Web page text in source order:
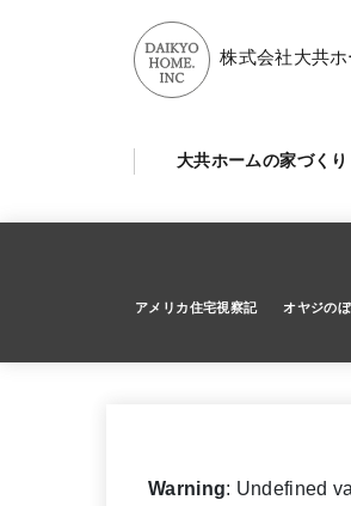
株式会社大共ホ
大共ホームの家づくり
アメリカ住宅視察記 オヤジの
Warning: Undefined